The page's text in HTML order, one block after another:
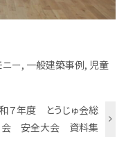
ニー, 一般建築事例, 児童
７年度 とうじゅ会総
会 安全大会 資料集